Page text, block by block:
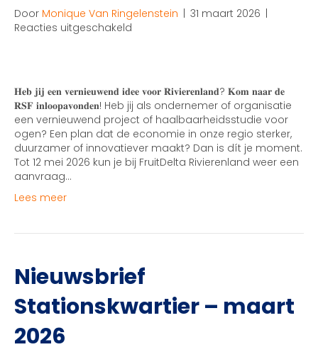
Door Monique Van Ringelenstein | 31 maart 2026 |
Reacties uitgeschakeld
𝐇𝐞𝐛 𝐣𝐢𝐣 𝐞𝐞𝐧 𝐯𝐞𝐫𝐧𝐢𝐞𝐮𝐰𝐞𝐧𝐝 𝐢𝐝𝐞𝐞 𝐯𝐨𝐨𝐫 𝐑𝐢𝐯𝐢𝐞𝐫𝐞𝐧𝐥𝐚𝐧𝐝? 𝐊𝐨𝐦 𝐧𝐚𝐚𝐫 𝐝𝐞
𝐑𝐒𝐅 𝐢𝐧𝐥𝐨𝐨𝐩𝐚𝐯𝐨𝐧𝐝𝐞𝐧! Heb jij als ondernemer of organisatie
een vernieuwend project of haalbaarheidsstudie voor
ogen? Een plan dat de economie in onze regio sterker,
duurzamer of innovatiever maakt? Dan is dít je moment.
Tot 12 mei 2026 kun je bij FruitDelta Rivierenland weer een
aanvraag…
Lees meer
Nieuwsbrief
Stationskwartier – maart
2026